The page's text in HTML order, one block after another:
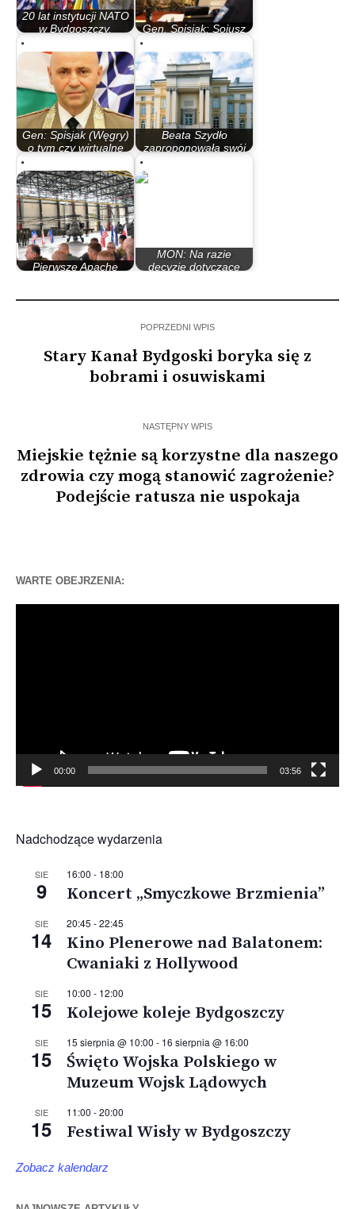
20 lat instytucji NATO
w Bydgoszczy.
Gen. Spisjak: Sojusz
cały czas się zmienia
Gen: Spisjak (Węgry)
o tym czy wirtualne
Beata Szydło
zaproponowała swój
rząd. Czy z Antonim…
Pierwsze Apache
MON: Na razie
decyzje dotyczące
POPRZEDNI WPIS
Stary Kanał Bydgoski boryka się z
bobrami i osuwiskami
NASTĘPNY WPIS
Miejskie tężnie są korzystne dla naszego
zdrowia czy mogą stanowić zagrożenie?
Podejście ratusza nie uspokaja
WARTE OBEJRZENIA:
00:00 03:56
Nadchodzące wydarzenia
SIE
9
16:00 - 18:00
Koncert „Smyczkowe Brzmienia”
SIE
14
20:45 -22:45
Kino Plenerowe nad Balatonem:
Cwaniaki z Hollywood
SIE
15
10:00 - 12:00
Kolejowe koleje Bydgoszczy
SIE
15
15 sierpnia @ 10:00 - 16 sierpnia @ 16:00
Święto Wojska Polskiego w
Muzeum Wojsk Lądowych
SIE
15
11:00 -20:00
Festiwal Wisły w Bydgoszczy
Zobacz kalendarz